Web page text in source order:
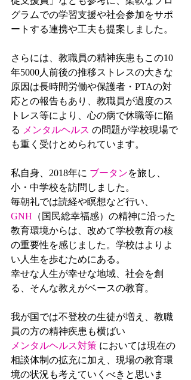
グラムでの学習支援や社会参加をサポ
ートする連携や工夫も提案しました。
さらには、教職員の精神疾患もこの10
年5000人前後の推移ストレスの大きな
原因は長時間労働や保護者・PTAの対
応との報告もあり、教職員が過度のス
トレス等により、心の病で休職等に陥
る メンタルヘルス の問題が学校現場で
も重く受けとめられています。
私自身、2018年に ブータンを旅し、
小・中学校を訪問しました。
毎朝礼では読経や瞑想など行い、
GNH （国民総幸福感）の精神に沿った
教育環境からは、改めて学校教育の核
の重要性を感じました。学校はよりよ
い人生を歩むためにある。
幸せな人生が幸せな地域、社会を創
る、そんな教えがベースの教育。
我が国では不登校の生徒が増え、教職
員の方の精神疾患も横ばい
メンタルヘルス対策 においては現在の
相談体制の拡充に加え、現場の教育環
境の状況も考えていくべきと思いま